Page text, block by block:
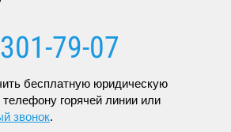
79-07
бесплатную юридическую
горячей линии или
звонок.